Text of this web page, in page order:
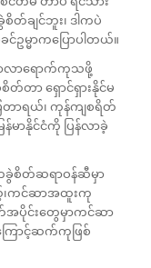
ချင်ဘူး၊ ဒါကပဲ
မ္မာကပြောပါတယ်။
လာရောက်ကုသဖို့
တာ ရှောင်ရှားနိုင်မ
တာရယ်၊ ကုန်ကျစရိတ်
န်မာနိုင်ငံကို ပြန်လာခဲ့
ခွဲစိတ်ဆရာဝန်ဆီမှာ
၊ကင်ဆာအထူးကု
ပိုင်းတွေမှာကင်ဆာ
ာင့်ဆက်ကုဖြစ်